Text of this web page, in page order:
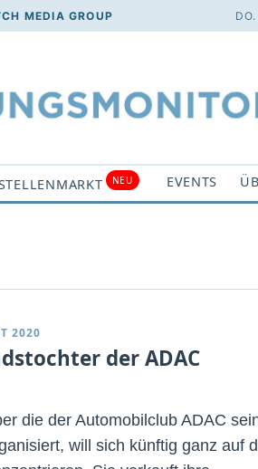
MEDIA GROUP
NEU EVENTS
2020
der ADAC
die der Automobilclub ADAC
will sich künftig ganz auf